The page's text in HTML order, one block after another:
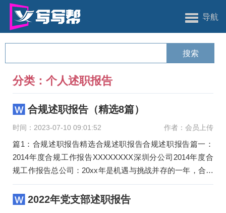
导航
分类：个人述职报告
合规述职报告（精选8篇）
时间：2023-07-10 09:01:52 作者：会员上传
篇1：合规述职报告精选合规述职报告合规述职报告篇一：
2014年度合规工作报告XXXXXXXX深圳分公司2014年度合
规工作报告总公司：20xx年是机遇与挑战并存的一年，合规
工作责任重大，使命
2022年党支部述职报告